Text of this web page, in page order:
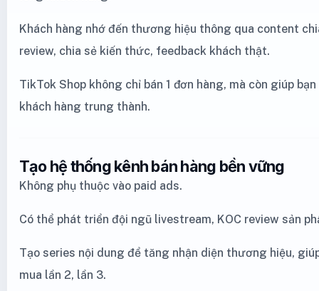
Khách hàng nhớ đến thương hiệu thông qua content
review, chia sẻ kiến thức, feedback khách thật.
TikTok Shop không chỉ bán 1 đơn hàng, mà còn giúp
khách hàng trung thành.
Tạo hệ thống kênh bán hàng bền vững
Không phụ thuộc vào paid ads.
Có thể phát triển đội ngũ livestream, KOC review sản
Tạo series nội dung để tăng nhận diện thương hiệu,
mua lần 2, lần 3.